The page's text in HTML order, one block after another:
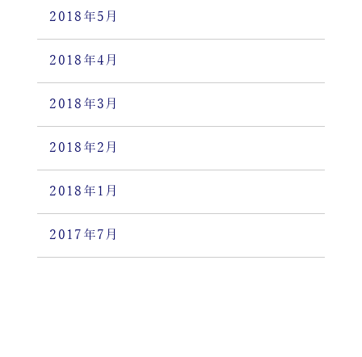
2018年5月
2018年4月
2018年3月
2018年2月
2018年1月
2017年7月